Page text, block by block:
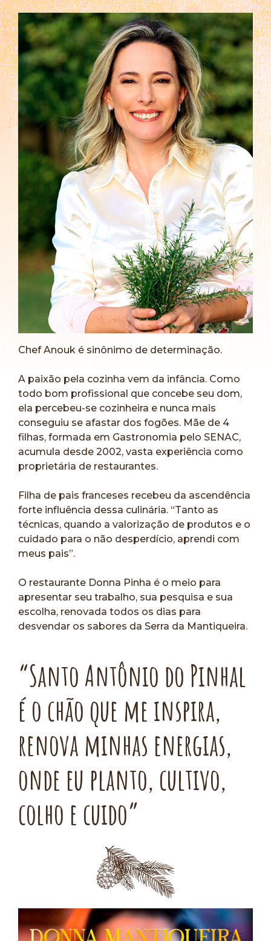
Chef Anouk é sinônimo de determinação.
A paixão pela cozinha vem da infância. Como
todo bom profissional que concebe seu dom,
ela percebeu-se cozinheira e nunca mais
conseguiu se afastar dos fogões. Mãe de 4
filhas, formada em Gastronomia pelo SENAC,
acumula desde 2002, vasta experiência como
proprietária de restaurantes.
Filha de pais franceses recebeu da ascendência
forte influência dessa culinária. “Tanto as
técnicas, quando a valorização de produtos e o
cuidado para o não desperdício, aprendi com
meus pais”.
O restaurante Donna Pinha é o meio para
apresentar seu trabalho, sua pesquisa e sua
escolha, renovada todos os dias para
desvendar os sabores da Serra da Mantiqueira.
“Santo Antônio do Pinhal
é o chão que me inspira,
renova minhas energias,
onde eu planto, cultivo,
colho e cuido”